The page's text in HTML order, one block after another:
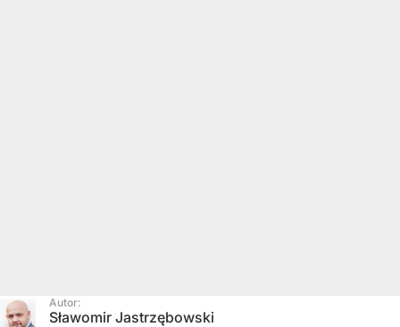
Autor:
Sławomir Jastrzębowski